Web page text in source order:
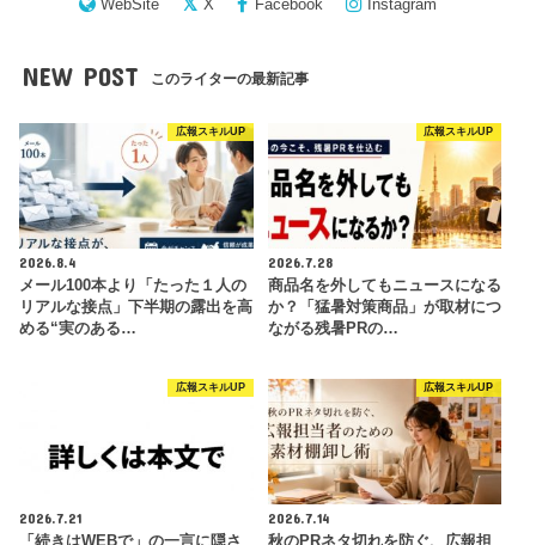
WebSite X Facebook Instagram
NEW POST このライターの最新記事
広報スキルUP
2026.8.4
メール100本より「たった１人の
リアルな接点」下半期の露出を高
める“実のある…
広報スキルUP
2026.7.28
商品名を外してもニュースになる
か？「猛暑対策商品」が取材につ
ながる残暑PRの…
広報スキルUP
2026.7.21
「続きはWEBで」の一言に隠さ
広報スキルUP
2026.7.14
秋のPRネタ切れを防ぐ、広報担